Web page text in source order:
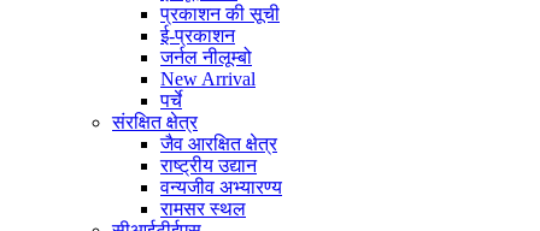
प्रकाशन की सूची
ई-प्रकाशन
जर्नल नीलूम्बो
New Arrival
पर्चे
संरक्षित क्षेत्र
जैव आरक्षित क्षेत्र
राष्ट्रीय उद्यान
वन्यजीव अभ्यारण्य
रामसर स्थल